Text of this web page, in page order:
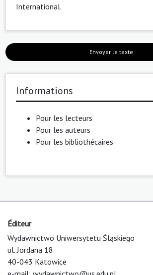
International.
Envoyer le texte
Informations
Pour les lecteurs
Pour les auteurs
Pour les bibliothécaires
Éditeur
Wydawnictwo Uniwersytetu Śląskiego
ul. Jordana 18
40-043 Katowice